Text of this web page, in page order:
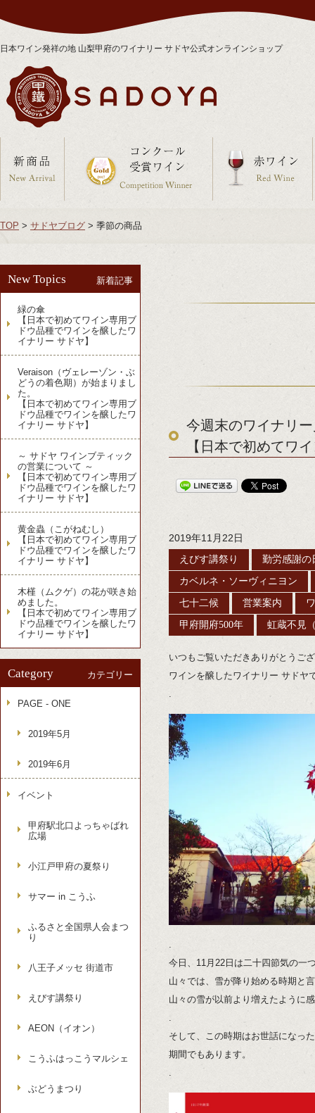
日本ワイン発祥の地 山梨甲府のワイナリー サドヤ公式オンラインショップ
TOP > サドヤブログ > 季節の商品
今週末のワイナリ
【日本で初めてワ
2019年11月22日
えびす講祭り 勤労感謝の
カベルネ・ソーヴィニヨン
七十二候 営業案内
甲府開府500年 虹蔵不見
いつもご覧いただきありがとうご
ワインを醸したワイナリー サドヤ
.
.
今日、11月22日は二十四節気の一
山々では、雪が降り始める時期と
山々の雪が以前より増えたように
.
そして、この時期はお世話になっ
期間でもあります。
.
New Topics 新着記事
緑の傘
【日本で初めてワイン専用ブ
ドウ品種でワインを醸したワ
イナリー サドヤ】
Veraison（ヴェレーゾン・ぶ
どうの着色期）が始まりまし
た。
【日本で初めてワイン専用ブ
ドウ品種でワインを醸したワ
イナリー サドヤ】
～ サドヤ ワインブティック
の営業について ～
【日本で初めてワイン専用ブ
ドウ品種でワインを醸したワ
イナリー サドヤ】
黄金蟲（こがねむし）
【日本で初めてワイン専用ブ
ドウ品種でワインを醸したワ
イナリー サドヤ】
木槿（ムクゲ）の花が咲き始
めました。
【日本で初めてワイン専用ブ
ドウ品種でワインを醸したワ
イナリー サドヤ】
Category カテゴリー
PAGE - ONE
2019年5月
2019年6月
イベント
甲府駅北口よっちゃばれ
広場
小江戸甲府の夏祭り
サマー in こうふ
ふるさと全国県人会まつ
り
八王子メッセ 街道市
えびす講祭り
AEON（イオン）
こうふはっこうマルシェ
ぶどうまつり